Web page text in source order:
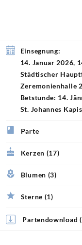
Einsegnung:
14. Januar 2026,
Städtischer
Zeremonienhalle 2
Betstunde: 14.
St. Johannes
Parte
Kerzen (17)
Blumen (3)
Sterne (1)
Partendownload